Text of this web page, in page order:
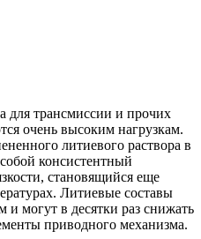
для трансмиссии и прочих
очень высоким нагрузкам.
литиевого раствора в
консистентный
становящийся еще
Литиевые составы
и могут в десятки раз снижать
приводного механизма.